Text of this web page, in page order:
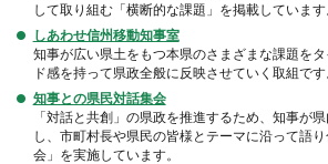
して取り組む「横断的な課題」を掲載しています
しあわせ信州移動知事室
知事が広い県土をもつ本県のさまざまな課題を
ド感を持って県政全般に反映させていく取組です
知事との県民対話集会
「対話と共創」の県政を推進するため、知事が
し、市町村長や県民の皆様とテーマに沿って語
会」を実施しています。